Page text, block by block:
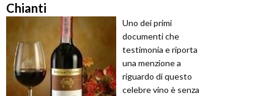
Chianti
Uno dei primi
documenti che
testimonia e riporta
una menzione a
riguardo di questo
celebre vino è senza